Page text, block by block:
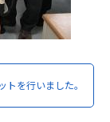
を行いました。